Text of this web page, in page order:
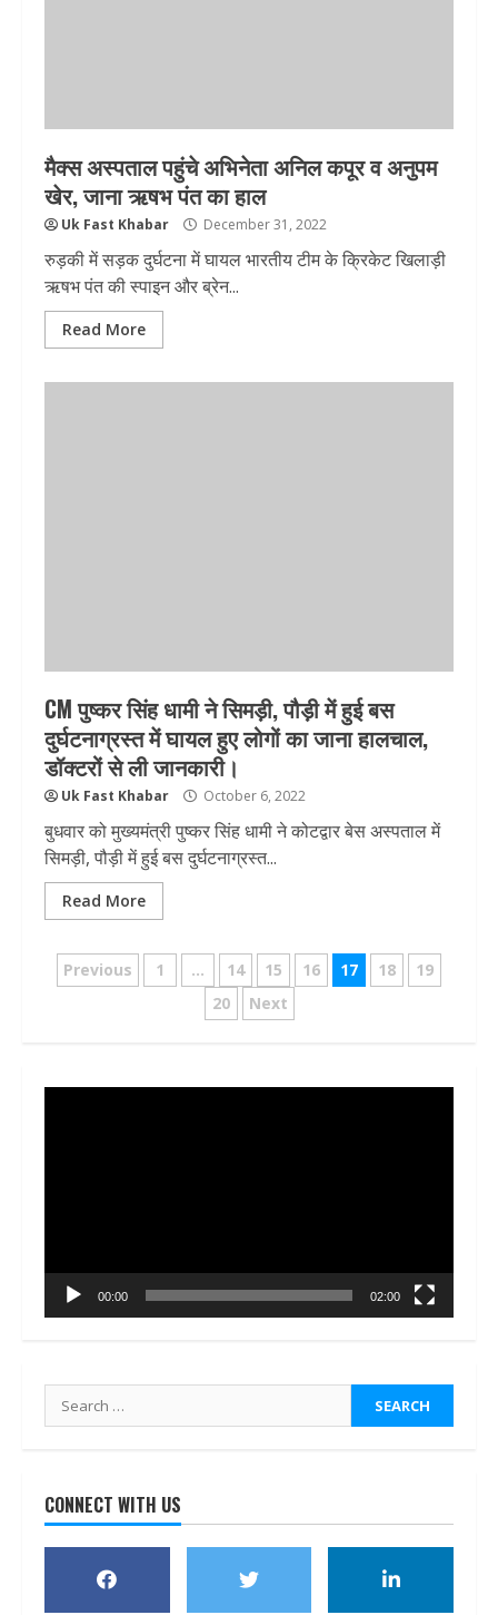
मैक्‍स अस्‍पताल पहुंचे अभिनेता अनिल कपूर व अनुपम
खेर, जाना ऋषभ पंत का हाल
Uk Fast Khabar December 31, 2022
रुड़की में सड़क दुर्घटना में घायल भारतीय टीम के क्रिकेट खिलाड़ी
ऋषभ पंत की स्पाइन और ब्रेन...
Read More
CM पुष्कर सिंह धामी ने सिमड़ी, पौड़ी में हुई बस
दुर्घटनाग्रस्त में घायल हुए लोगों का जाना हालचाल,
डॉक्टरों से ली जानकारी।
Uk Fast Khabar October 6, 2022
बुधवार को मुख्यमंत्री पुष्कर सिंह धामी ने कोटद्वार बेस अस्पताल में
सिमड़ी, पौड़ी में हुई बस दुर्घटनाग्रस्त...
Read More
Posts
Previous 1 … 14 15 16 17 18
19
20
Next
00:00 02:00
Search
for:
CONNECT WITH US